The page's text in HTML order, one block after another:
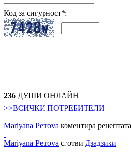
Код за сигурност*:
236 ДУШИ ОНЛАЙН
>>ВСИЧКИ ПОТРЕБИТЕЛИ
Mariyana Petrova коментира рецептата
Mariyana Petrova сготви Дзадзики